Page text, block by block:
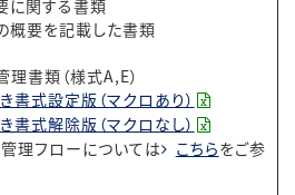
に関する書類
概要を記載した書類
理書類（様式A,E）
書式設定版（マクロあり）
書式解除版（マクロなし）
理フローについては
こちらをご参